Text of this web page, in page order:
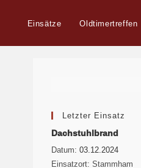
Einsätze Oldtimertreffen
Letzter Einsatz
Dachstuhlbrand
Datum: 03.12.2024
Einsatzort: Stammham